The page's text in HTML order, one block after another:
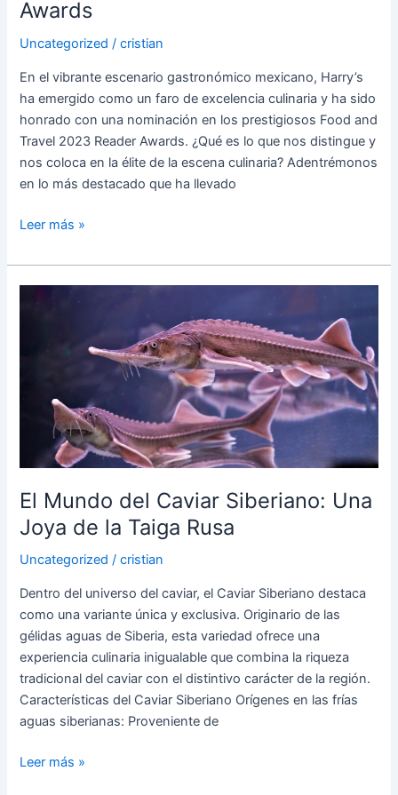
Awards
Uncategorized /cristian
En el vibrante escenario gastronómico mexicano, Harry’s
ha emergido como un faro de excelencia culinaria y ha sido
honrado con una nominación en los prestigiosos Food and
Travel 2023 Reader Awards. ¿Qué es lo que nos distingue y
nos coloca en la élite de la escena culinaria? Adentrémonos
en lo más destacado que ha llevado
Leer más »
El Mundo del Caviar Siberiano: Una
Joya de la Taiga Rusa
Uncategorized /cristian
Dentro del universo del caviar, el Caviar Siberiano destaca
como una variante única y exclusiva. Originario de las
gélidas aguas de Siberia, esta variedad ofrece una
experiencia culinaria inigualable que combina la riqueza
tradicional del caviar con el distintivo carácter de la región.
Características del Caviar Siberiano Orígenes en las frías
aguas siberianas: Proveniente de
Una
la
Rusa
Leer más »